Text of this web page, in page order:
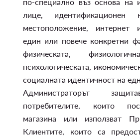
лице,
местоположение, интернет
един или повече конкретни
физическата,
психологическата,
социалната идентичност на
Администраторът
потребителите, които
магазина или използват
Клиентите, които са